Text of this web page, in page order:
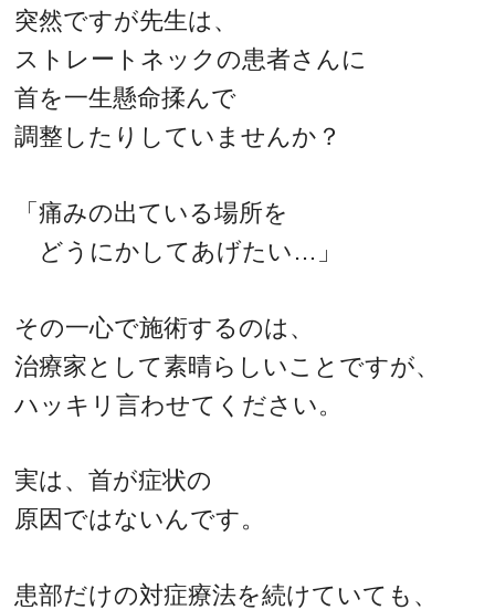
突然ですが先生は、
ストレートネックの患者さんに
首を一生懸命揉んで
調整したりしていませんか？
「痛みの出ている場所を
どうにかしてあげたい…」
その一心で施術するのは、
治療家として素晴らしいことですが、
ハッキリ言わせてください。
実は、首が症状の
原因ではないんです。
患部だけの対症療法を続けていても、